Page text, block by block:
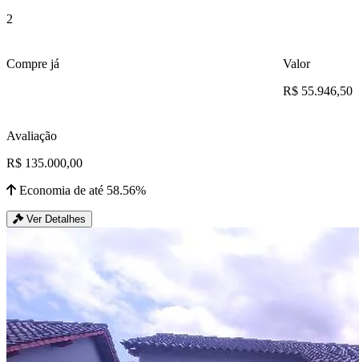
2
Compre já
Valor
R$ 55.946,50
Avaliação
R$ 135.000,00
Economia de até 58.56%
Ver Detalhes